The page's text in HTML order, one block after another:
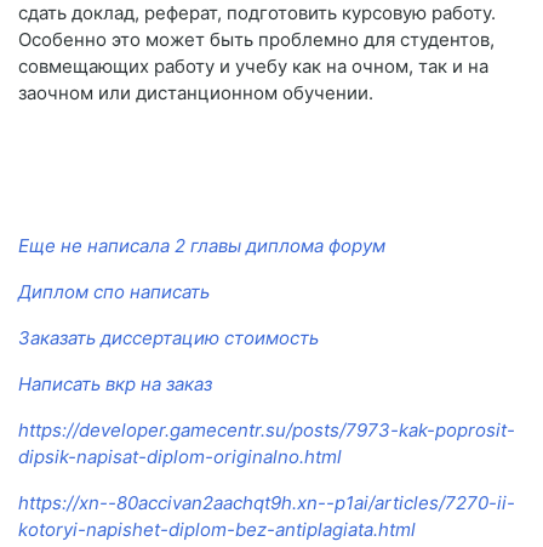
сдать доклад, реферат, подготовить курсовую работу.
Особенно это может быть проблемно для студентов,
совмещающих работу и учебу как на очном, так и на
заочном или дистанционном обучении.
Еще не написала 2 главы диплома форум
Диплом спо написать
Заказать диссертацию стоимость
Написать вкр на заказ
https://developer.gamecentr.su/posts/7973-kak-poprosit-
dipsik-napisat-diplom-originalno.html
https://xn--80accivan2aachqt9h.xn--p1ai/articles/7270-ii-
kotoryi-napishet-diplom-bez-antiplagiata.html